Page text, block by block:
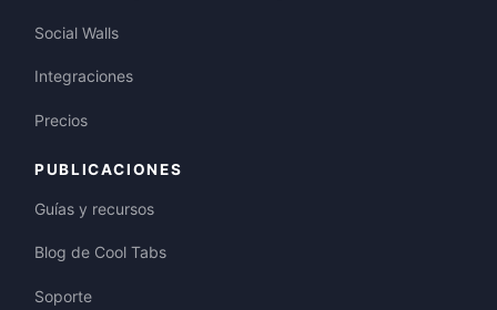
Social Walls
Integraciones
Precios
PUBLICACIONES
Guías y recursos
Blog de Cool Tabs
Soporte